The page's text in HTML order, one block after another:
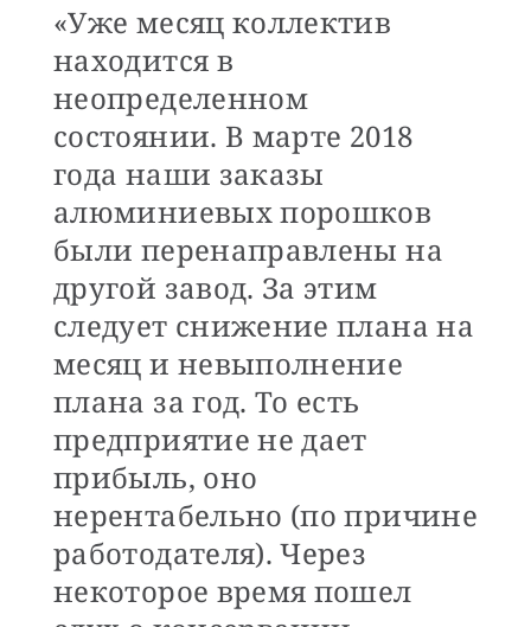
«Уже месяц коллектив
находится в
неопределенном
состоянии. В марте 2018
года наши заказы
алюминиевых порошков
были перенаправлены на
другой завод. За этим
следует снижение плана на
месяц и невыполнение
плана за год. То есть
предприятие не дает
прибыль, оно
нерентабельно (по причине
работодателя). Через
некоторое время пошел